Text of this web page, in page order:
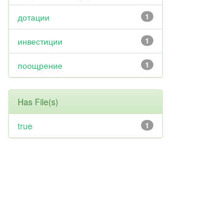
1
дотации
1
инвестиции
1
поощрение
Has File(s)
1
true